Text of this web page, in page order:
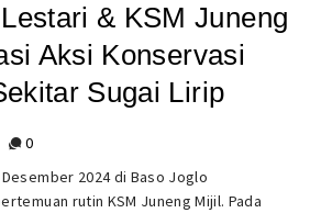
& KSM Juneng
Aksi Konservasi
Sugai Lirip
0
2024 di Baso Joglo
rutin KSM Juneng Mijil. Pada